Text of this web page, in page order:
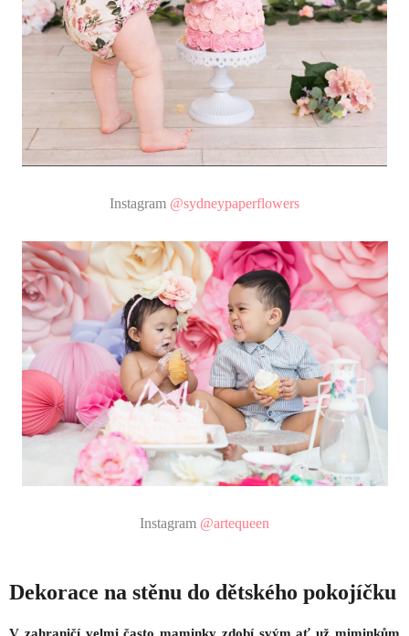
Instagram @sydneypaperflowers
Instagram @artequeen
Dekorace na stěnu do dětského pokojíčku
V zahraničí velmi často maminky zdobí svým ať už miminkům